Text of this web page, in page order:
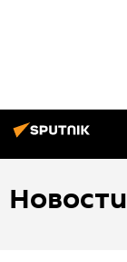
Новости